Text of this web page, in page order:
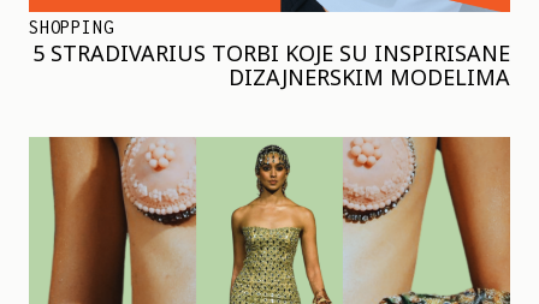
SHOPPING
5 STRADIVARIUS TORBI KOJE SU INSPIRISANE
DIZAJNERSKIM MODELIMA